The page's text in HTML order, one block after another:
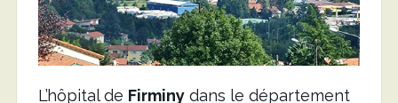
L’hôpital de Firminydans le département